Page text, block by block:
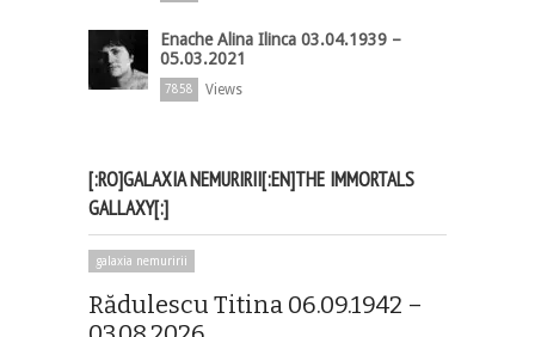
Enache Alina Ilinca 03.04.1939 –
05.03.2021
7858 Views
[:RO]GALAXIA NEMURIRII[:EN]THE IMMORTALS
GALLAXY[:]
galaxia nemuririi
Rădulescu Titina 06.09.1942 –